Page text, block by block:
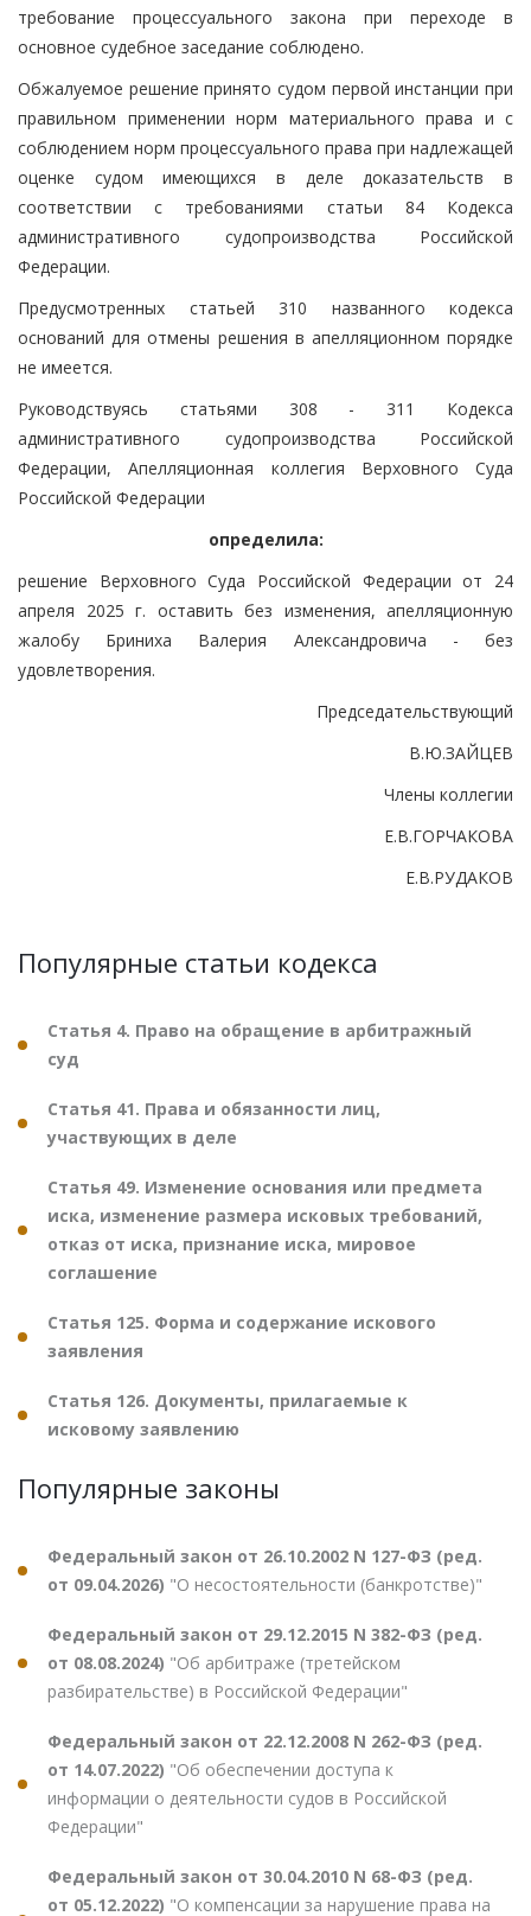
требование процессуального закона при переходе в
основное судебное заседание соблюдено.
Обжалуемое решение принято судом первой инстанции при
правильном применении норм материального права и с
соблюдением норм процессуального права при надлежащей
оценке судом имеющихся в деле доказательств в
соответствии с требованиями статьи 84 Кодекса
административного судопроизводства Российской
Федерации.
Предусмотренных статьей 310 названного кодекса
оснований для отмены решения в апелляционном порядке
не имеется.
Руководствуясь статьями 308 - 311 Кодекса
административного судопроизводства Российской
Федерации, Апелляционная коллегия Верховного Суда
Российской Федерации
определила:
решение Верховного Суда Российской Федерации от 24
апреля 2025 г. оставить без изменения, апелляционную
жалобу Бриниха Валерия Александровича - без
удовлетворения.
Председательствующий
В.Ю.ЗАЙЦЕВ
Члены коллегии
Е.В.ГОРЧАКОВА
Е.В.РУДАКОВ
Популярные статьи кодекса
Статья 4. Право на обращение в арбитражный
суд
Статья 41. Права и обязанности лиц,
участвующих в деле
Статья 49. Изменение основания или предмета
иска, изменение размера исковых требований,
отказ от иска, признание иска, мировое
соглашение
Статья 125. Форма и содержание искового
заявления
Статья 126. Документы, прилагаемые к
исковому заявлению
Популярные законы
Федеральный закон от 26.10.2002 N 127-ФЗ (ред.
от 09.04.2026) "О несостоятельности (банкротстве)"
Федеральный закон от 29.12.2015 N 382-ФЗ (ред.
от 08.08.2024) "Об арбитраже (третейском
разбирательстве) в Российской Федерации"
Федеральный закон от 22.12.2008 N 262-ФЗ (ред.
от 14.07.2022) "Об обеспечении доступа к
информации о деятельности судов в Российской
Федерации"
Федеральный закон от 30.04.2010 N 68-ФЗ (ред.
от 05.12.2022) "О компенсации за нарушение права на